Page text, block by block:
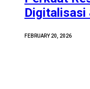
Digitalisasi
FEBRUARY 20, 2026